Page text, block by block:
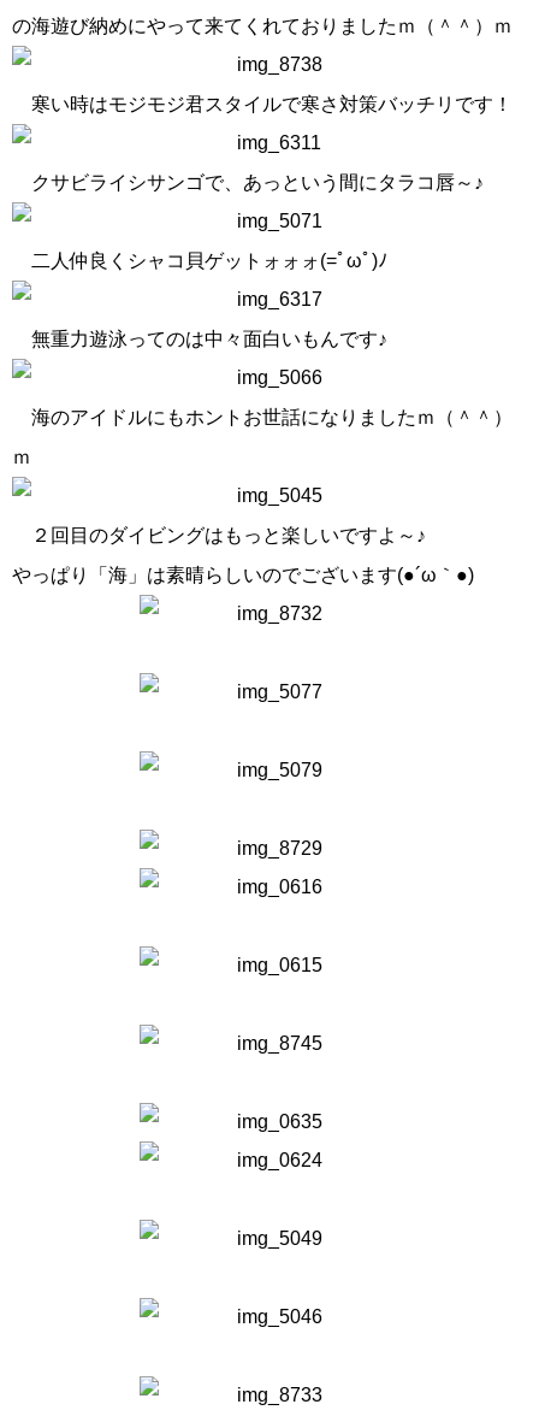
の海遊び納めにやって来てくれておりましたｍ（＾＾）ｍ
寒い時はモジモジ君スタイルで寒さ対策バッチリです！
クサビライシサンゴで、あっという間にタラコ唇～♪
二人仲良くシャコ貝ゲットォォォ(=ﾟωﾟ)ﾉ
無重力遊泳ってのは中々面白いもんです♪
海のアイドルにもホントお世話になりましたｍ（＾＾）
ｍ
２回目のダイビングはもっと楽しいですよ～♪
やっぱり「海」は素晴らしいのでございます(●´ω｀●)